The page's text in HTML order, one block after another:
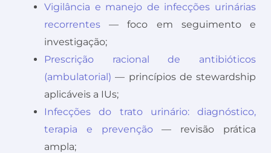
Vigilância e manejo de infecções urinárias
recorrentes — foco em seguimento e
investigação;
Prescrição racional de antibióticos
(ambulatorial) — princípios de stewardship
aplicáveis a IUs;
Infecções do trato urinário: diagnóstico,
terapia e prevenção— revisão prática
ampla;